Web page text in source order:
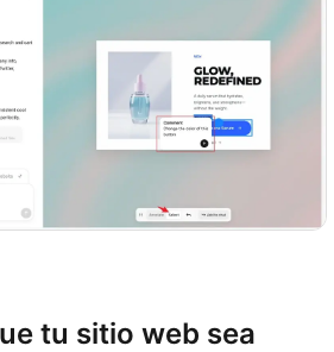
tu sitio web sea